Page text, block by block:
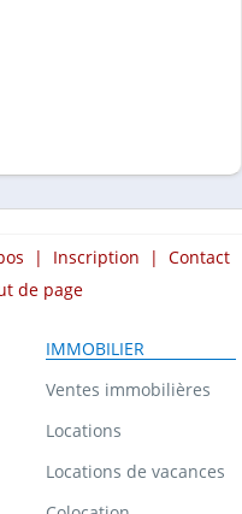
| Inscription | Contact
de page
IMMOBILIER
Ventes immobilières
Locations
Locations de vacances